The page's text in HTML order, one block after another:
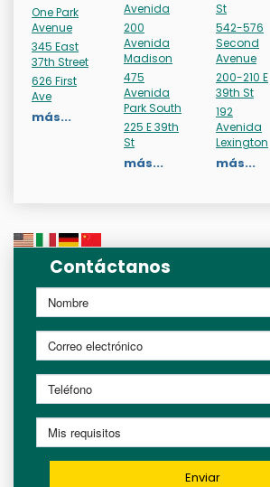
One Park
Avenue
345 East
37th Street
626 First
Ave
más...
Avenida
200
Avenida
Madison
475
Avenida
Park South
225 E 39th
St
más...
St
542-576
Second
Avenue
200-210 E
39th St
192
Avenida
Lexington
más...
Contáctanos
Enviar